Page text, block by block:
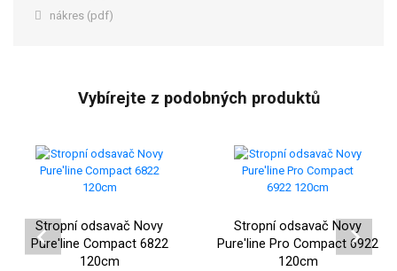
nákres (pdf)
Vybírejte z podobných produktů
Stropní odsavač Novy
Pure'line Compact 6822
120cm
Stropní odsavač Novy
Pure'line Pro Compact 6922
120cm